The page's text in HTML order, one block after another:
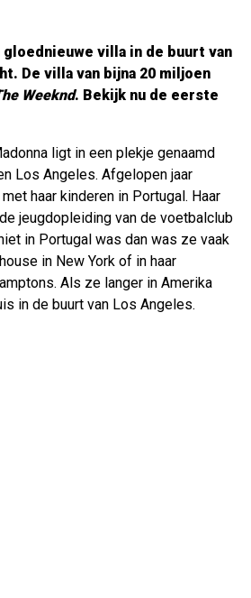
villa in de buurt van
De villa van bijna 20 miljoen
Weeknd. Bekijk nu de eerste
ligt in een plekje genaamd
Los Angeles. Afgelopen jaar
haar kinderen in Portugal. Haar
jeugdopleiding van de voetbalclub
in Portugal was dan was ze vaak
in New York of in haar
Als ze langer in Amerika
in de buurt van Los Angeles.